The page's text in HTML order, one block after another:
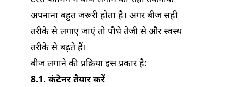
अपनाना बहुत जरूरी होता है। अगर बीज सही
तरीके से लगाए जाएं तो पौधे तेजी से और स्वस्थ
तरीके से बढ़ते हैं।
बीज लगाने की प्रक्रिया इस प्रकार है:
8.1. कंटेनर तैयार करें